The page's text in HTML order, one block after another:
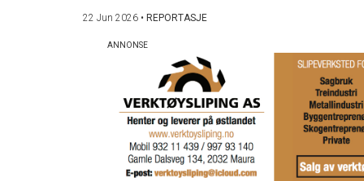
22 Jun 2026 • REPORTASJE